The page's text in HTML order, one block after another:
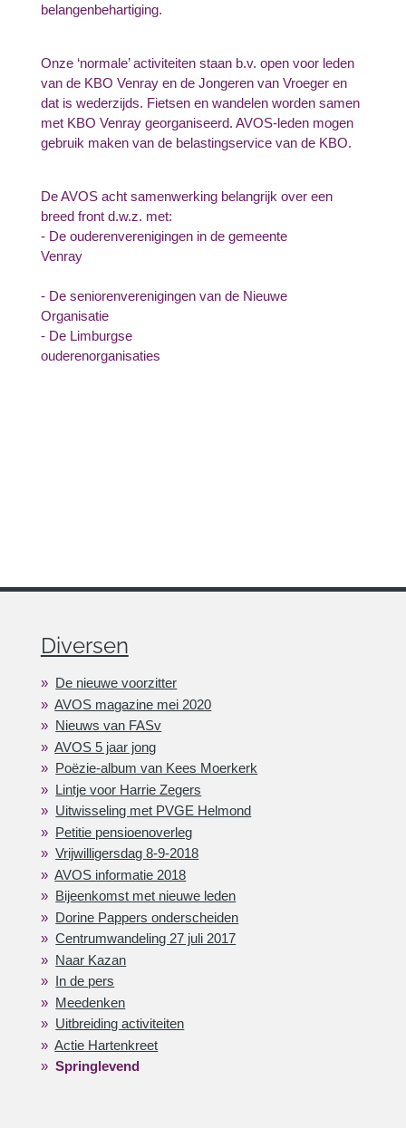
belangenbehartiging.
Onze ‘normale’ activiteiten staan b.v. open voor leden
van de KBO Venray en de Jongeren van Vroeger en
dat is wederzijds. Fietsen en wandelen worden samen
met KBO Venray georganiseerd. AVOS-leden mogen
gebruik maken van de belastingservice van de KBO.
De AVOS acht samenwerking belangrijk over een
breed front d.w.z. met:
- De ouderenverenigingen in de gemeente
Venray
- De seniorenverenigingen van de Nieuwe
Organisatie
- De Limburgse
ouderenorganisaties
Diversen
De nieuwe voorzitter
AVOS magazine mei 2020
Nieuws van FASv
AVOS 5 jaar jong
Poëzie-album van Kees Moerkerk
Lintje voor Harrie Zegers
Uitwisseling met PVGE Helmond
Petitie pensioenoverleg
Vrijwilligersdag 8-9-2018
AVOS informatie 2018
Bijeenkomst met nieuwe leden
Dorine Pappers onderscheiden
Centrumwandeling 27 juli 2017
Naar Kazan
In de pers
Meedenken
Uitbreiding activiteiten
Actie Hartenkreet
Springlevend